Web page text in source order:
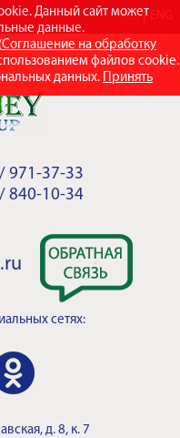
Данный сайт может
данные.
Соглашение на обработку
файлов cookie.
данных. Принять
RUS
971-37-33
840-10-34
сетях:
д. 8, к. 7